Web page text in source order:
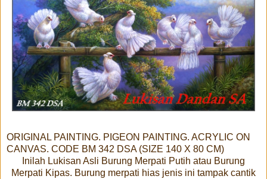
ORIGINAL PAINTING. PIGEON PAINTING. ACRYLIC ON
CANVAS. CODE BM 342 DSA (SIZE 140 X 80 CM)
Inilah Lukisan Asli Burung Merpati Putih atau Burung
Merpati Kipas. Burung merpati hias jenis ini tampak cantik